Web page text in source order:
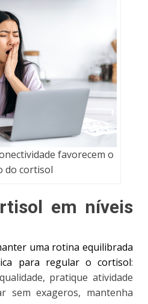
favorecem o
do cortisol
em níveis
uma rotina equilibrada
para regular o cortisol:
pratique atividade
sem exageros, mantenha